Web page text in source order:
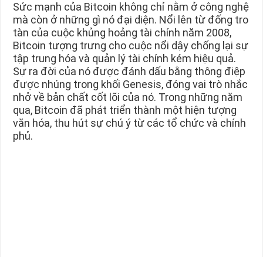
Sức mạnh của Bitcoin không chỉ nằm ở công nghệ
mà còn ở những gì nó đại diện. Nổi lên từ đống tro
tàn của cuộc khủng hoảng tài chính năm 2008,
Bitcoin tượng trưng cho cuộc nổi dậy chống lại sự
tập trung hóa và quản lý tài chính kém hiệu quả.
Sự ra đời của nó được đánh dấu bằng thông điệp
được nhúng trong khối Genesis, đóng vai trò nhắc
nhở về bản chất cốt lõi của nó. Trong những năm
qua, Bitcoin đã phát triển thành một hiện tượng
văn hóa, thu hút sự chú ý từ các tổ chức và chính
phủ.